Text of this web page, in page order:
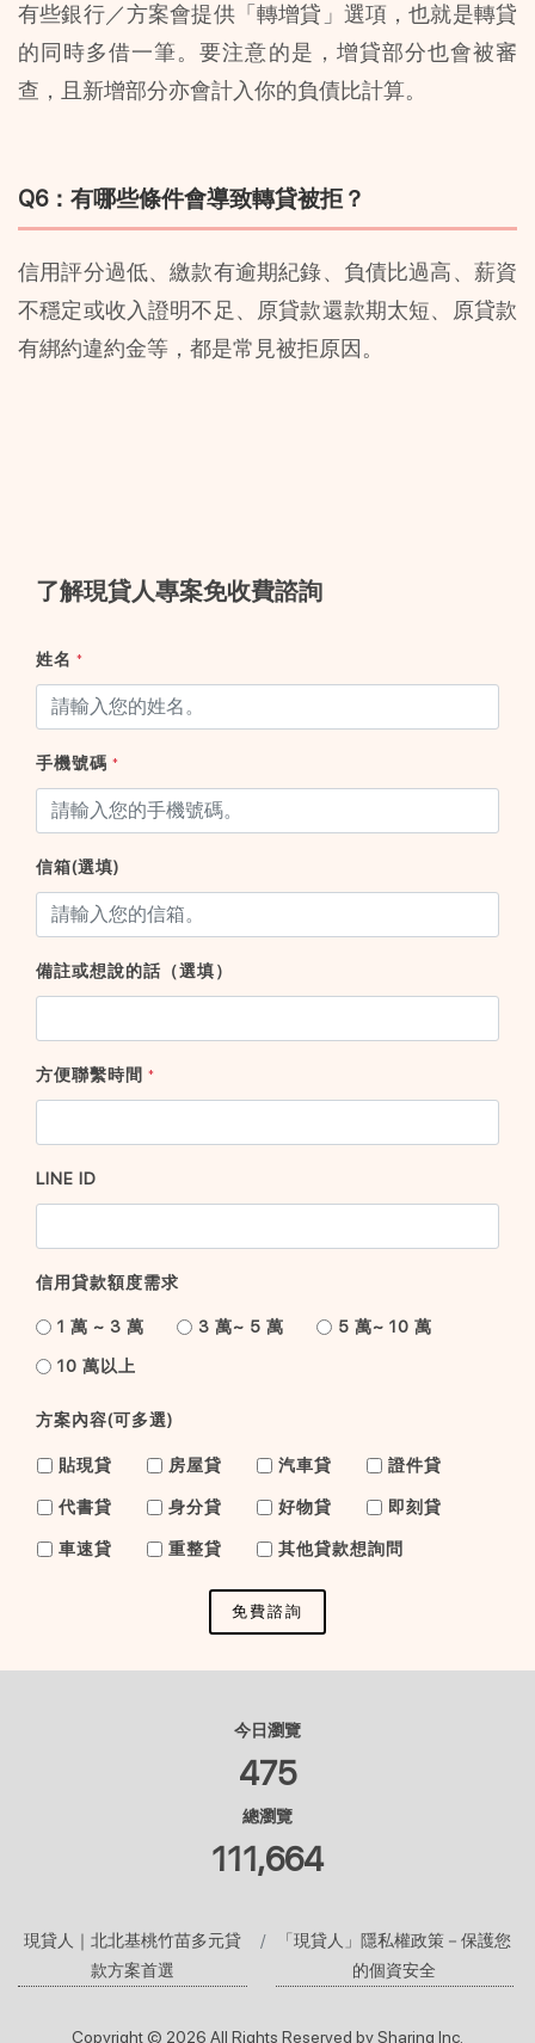
有些銀行／方案會提供「轉增貸」選項，也就是轉貸
的同時多借一筆。要注意的是，增貸部分也會被審
查，且新增部分亦會計入你的負債比計算。
Q6：有哪些條件會導致轉貸被拒？
信用評分過低、繳款有逾期紀錄、負債比過高、薪資
不穩定或收入證明不足、原貸款還款期太短、原貸款
有綁約違約金等，都是常見被拒原因。
了解現貸人專案免收費諮詢
姓名 *
手機號碼 *
信箱(選填)
備註或想說的話（選填）
方便聯繫時間 *
LINE ID
信用貸款額度需求
1 萬 ~ 3 萬 3 萬~ 5 萬 5 萬~ 10 萬
10 萬以上
方案內容(可多選)
貼現貸 房屋貸 汽車貸 證件貸
代書貸 身分貸 好物貸 即刻貸
車速貸 重整貸 其他貸款想詢問
免費諮詢
今日瀏覽
475
總瀏覽
111,664
現貸人｜北北基桃竹苗多元貸
款方案首選
「現貸人」隱私權政策－保護您
的個資安全
Copyright © 2026 All Rights Reserved by Sharing Inc.